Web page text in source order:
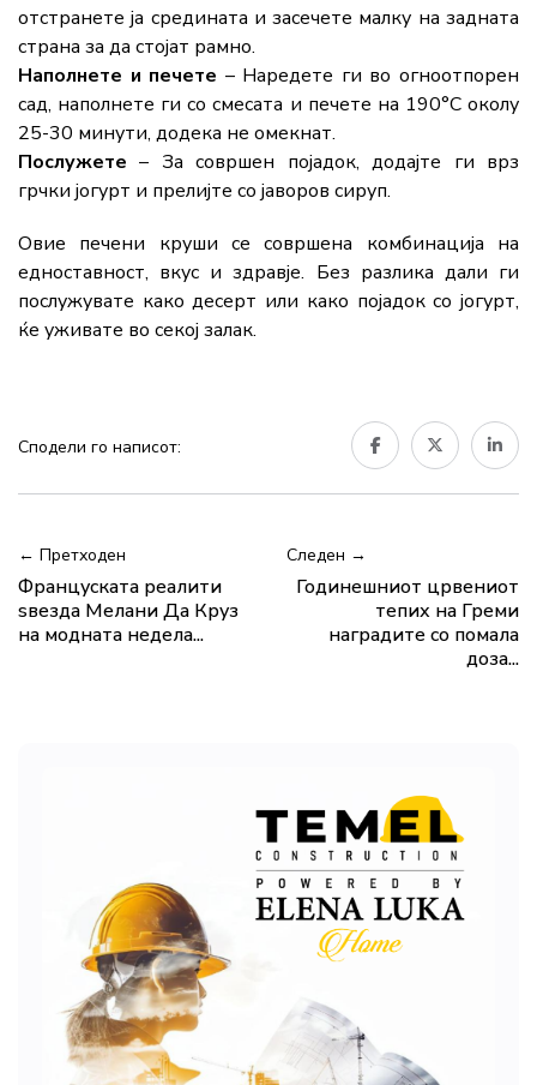
отстранете ја средината и засечете малку на задната
страна за да стојат рамно.
Наполнете и печете – Наредете ги во огноотпорен
сад, наполнете ги со смесата и печете на 190°C околу
25-30 минути, додека не омекнат.
Послужете – За совршен појадок, додајте ги врз
грчки јогурт и прелијте со јаворов сируп.
Овие печени круши се совршена комбинација на
едноставност, вкус и здравје. Без разлика дали ги
послужувате како десерт или како појадок со јогурт,
ќе уживате во секој залак.
Сподели го написот:
← Претходен
Француската реалити
ѕвезда Мелани Дa Круз
на модната недела...
Следен →
Годинешниот црвениот
тепих на Греми
наградите со помала
доза...